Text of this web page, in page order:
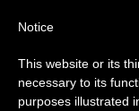
سينودس
Notice
This website or its
necessary to its
purposes illustrated